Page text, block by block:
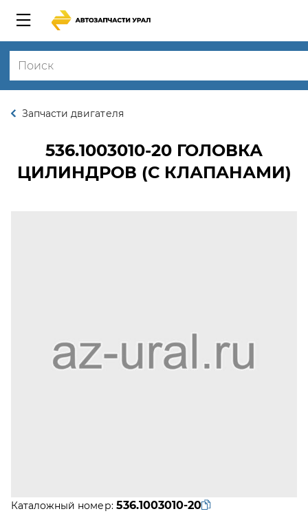
Запчасти двигателя
536.1003010-20 ГОЛОВКА
ЦИЛИНДРОВ (С КЛАПАНАМИ)
Каталожный номер: 536.1003010-20